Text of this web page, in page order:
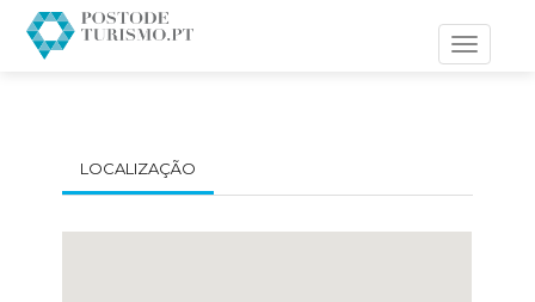
Toggle
LOCALIZAÇÃO